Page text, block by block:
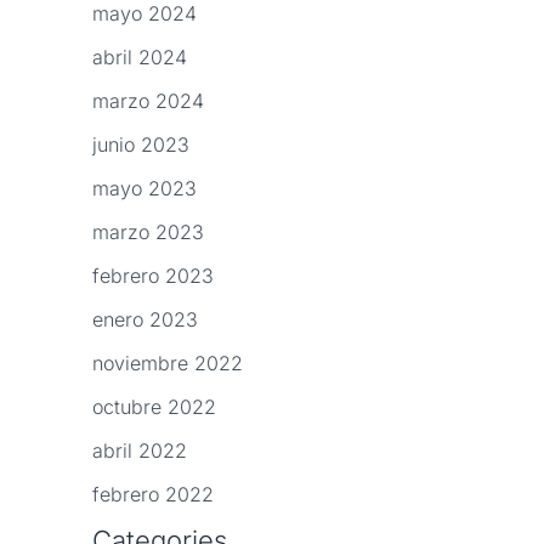
mayo 2024
abril 2024
marzo 2024
junio 2023
mayo 2023
marzo 2023
febrero 2023
enero 2023
noviembre 2022
octubre 2022
abril 2022
febrero 2022